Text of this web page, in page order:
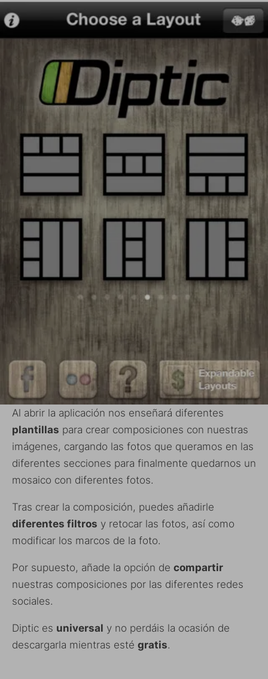
Al abrir la aplicación nos enseñará diferentes
plantillas para crear composiciones con nuestras
imágenes, cargando las fotos que queramos en las
diferentes secciones para finalmente quedarnos un
mosaico con diferentes fotos.
Tras crear la composición, puedes añadirle
diferentes filtros y retocar las fotos, así como
modificar los marcos de la foto.
Por supuesto, añade la opción de compartir
nuestras composiciones por las diferentes redes
sociales.
Diptic es universal y no perdáis la ocasión de
descargarla mientras esté gratis.